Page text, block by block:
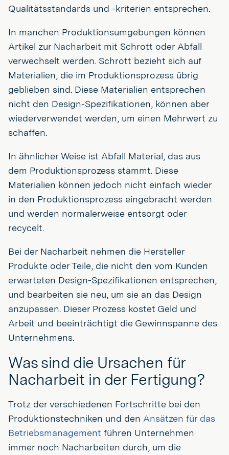
Qualitätsstandards und -kriterien entsprechen.
In manchen Produktionsumgebungen können
Artikel zur Nacharbeit mit Schrott oder Abfall
verwechselt werden. Schrott bezieht sich auf
Materialien, die im Produktionsprozess übrig
geblieben sind. Diese Materialien entsprechen
nicht den Design-Spezifikationen, können aber
wiederverwendet werden, um einen Mehrwert zu
schaffen.
In ähnlicher Weise ist Abfall Material, das aus
dem Produktionsprozess stammt. Diese
Materialien können jedoch nicht einfach wieder
in den Produktionsprozess eingebracht werden
und werden normalerweise entsorgt oder
recycelt.
Bei der Nacharbeit nehmen die Hersteller
Produkte oder Teile, die nicht den vom Kunden
erwarteten Design-Spezifikationen entsprechen,
und bearbeiten sie neu, um sie an das Design
anzupassen. Dieser Prozess kostet Geld und
Arbeit und beeinträchtigt die Gewinnspanne des
Unternehmens.
Was sind die Ursachen für
Nacharbeit in der Fertigung?
Trotz der verschiedenen Fortschritte bei den
Produktionstechniken und den Ansätzen für das
Betriebsmanagement führen Unternehmen
immer noch Nacharbeiten durch, um die